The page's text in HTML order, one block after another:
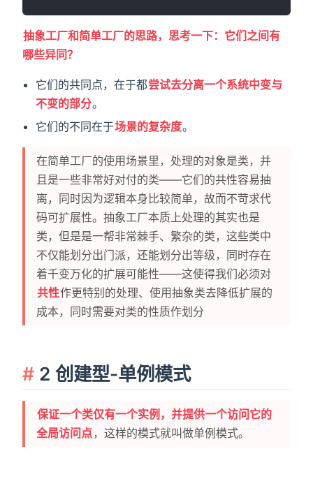
抽象工厂和简单工厂的思路，思考一下：它们之间有
哪些异同？
它们的共同点，在于都尝试去分离一个系统中变与
不变的部分。
它们的不同在于场景的复杂度。
在简单工厂的使用场景里，处理的对象是类，并
且是一些非常好对付的类——它们的共性容易抽
离，同时因为逻辑本身比较简单，故而不苛求代
码可扩展性。抽象工厂本质上处理的其实也是
类，但是是一帮非常棘手、繁杂的类，这些类中
不仅能划分出门派，还能划分出等级，同时存在
着千变万化的扩展可能性——这使得我们必须对
共性作更特别的处理、使用抽象类去降低扩展的
成本，同时需要对类的性质作划分
2 创建型-单例模式
保证一个类仅有一个实例，并提供一个访问它的
全局访问点，这样的模式就叫做单例模式。